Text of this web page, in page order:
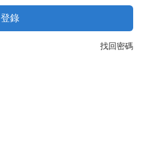
登錄
找回密碼